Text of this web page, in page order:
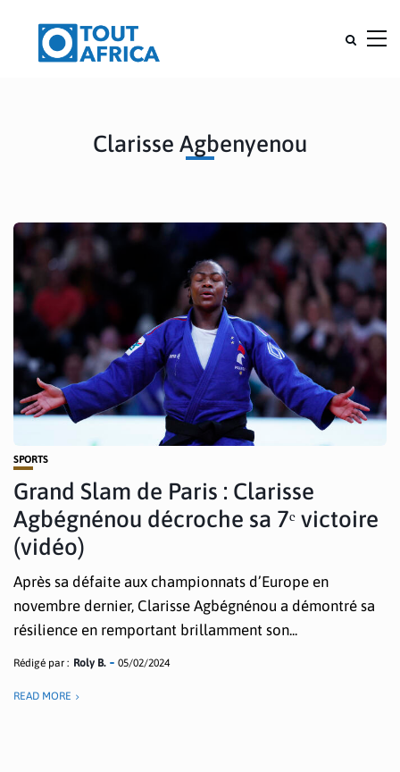
Clarisse Agbenyenou
SPORTS
Grand Slam de Paris : Clarisse
Agbégnénou décroche sa 7ᵉ victoire
(vidéo)
Après sa défaite aux championnats d’Europe en
novembre dernier, Clarisse Agbégnénou a démontré sa
résilience en remportant brillamment son...
Rédigé par : Roly B. 05/02/2024
READ MORE